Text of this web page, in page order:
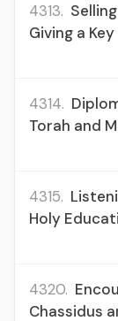
4313.
Giving a Key
4314.
Torah and
4315.
Holy
4320.
Chassidus